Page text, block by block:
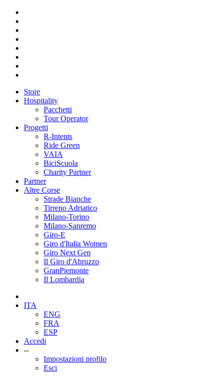
Store
Hospitality
Pacchetti
Tour Operator
Progetti
R-Intents
Ride Green
VAIA
BiciScuola
Charity Partner
Partner
Altre Corse
Strade Bianche
Tirreno Adriatico
Milano-Torino
Milano-Sanremo
Giro-E
Giro d'Italia Women
Giro Next Gen
Il Giro d'Abruzzo
GranPiemonte
Il Lombardia
ITA
ENG
FRA
ESP
Accedi
--
Impostazioni profilo
Esci